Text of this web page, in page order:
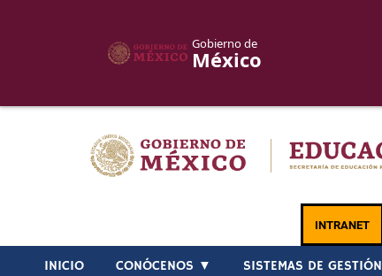
Gobierno de
México
INTRANET
INICIO CONÓCENOS ▼ SISTEMAS DE GESTIÓN